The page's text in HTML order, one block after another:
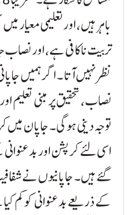
باہر ہیں، اور تعلیمی معیار
تربیت ناکافی ہے، اور
نظر نہیں آتا ۔ اگر ہمیں
نصاب، تحقیق پر مبنی تعلیم
توجہ دینی ہوگی۔ جاپان میں
اسی لئے کرپشن اور
گئے ہیں۔ جاپانیوں نے
کے ذریعے بدعنوانی کو کم